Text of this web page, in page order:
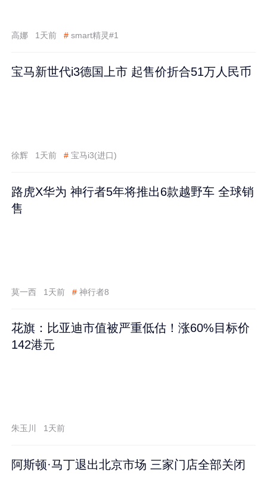
高娜 1天前 # smart精灵#1
宝马新世代i3德国上市 起售价折合51万人民币
徐辉 1天前 # 宝马i3(进口)
路虎X华为 神行者5年将推出6款越野车 全球销
售
莫一西 1天前 # 神行者8
花旗：比亚迪市值被严重低估！涨60%目标价
142港元
朱玉川 1天前
阿斯顿·马丁退出北京市场 三家门店全部关闭